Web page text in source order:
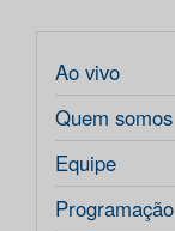
Ao vivo
Quem somos
Equipe
Programação